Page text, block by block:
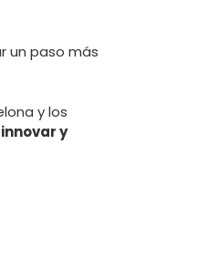
un paso más
y los
innovar y